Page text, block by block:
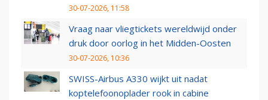
30-07-2026, 11:58
Vraag naar vliegtickets wereldwijd onder
druk door oorlog in het Midden-Oosten
30-07-2026, 10:36
SWISS-Airbus A330 wijkt uit nadat
koptelefoonoplader rook in cabine